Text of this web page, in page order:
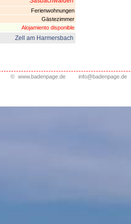
Ferienwohnungen
Gästezimmer
Alojamiento disponible
Zell am Harmersbach
© www.badenpage.de info@badenpage.de